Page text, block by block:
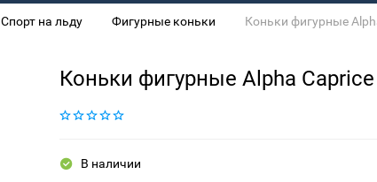
Спорт на льду Фигурные коньки Коньки фигурные
Коньки фигурные Alpha
В наличии